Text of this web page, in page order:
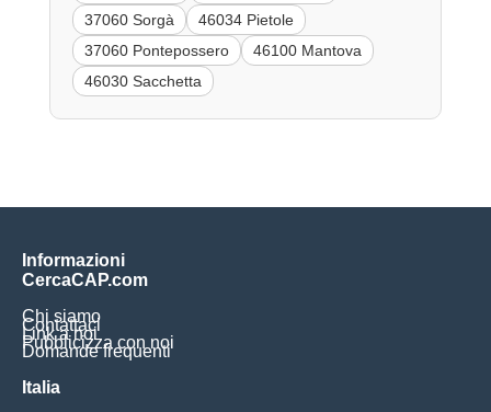
37060 Sorgà
46034 Pietole
37060 Pontepossero
46100 Mantova
46030 Sacchetta
Informazioni
CercaCAP.com
Chi siamo
Contattaci
Link a noi
Pubblicizza con noi
Domande frequenti
Italia